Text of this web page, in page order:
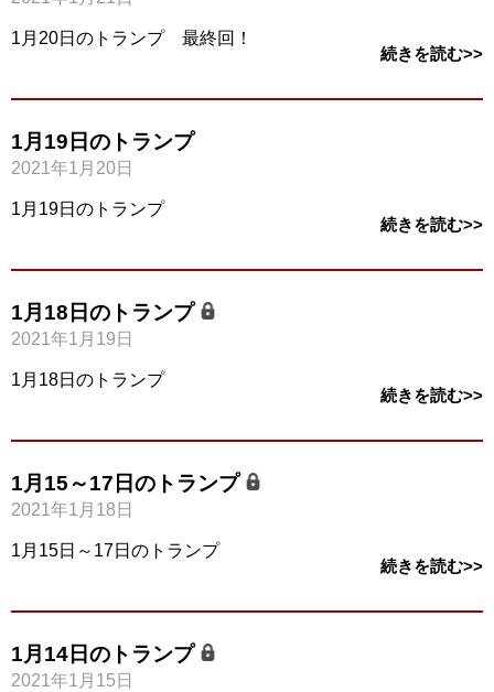
1月20日のトランプ 最終回！
続きを読む>>
1月19日のトランプ
2021年1月20日
1月19日のトランプ
続きを読む>>
1月18日のトランプ
2021年1月19日
1月18日のトランプ
続きを読む>>
1月15～17日のトランプ
2021年1月18日
1月15日～17日のトランプ
続きを読む>>
1月14日のトランプ
2021年1月15日